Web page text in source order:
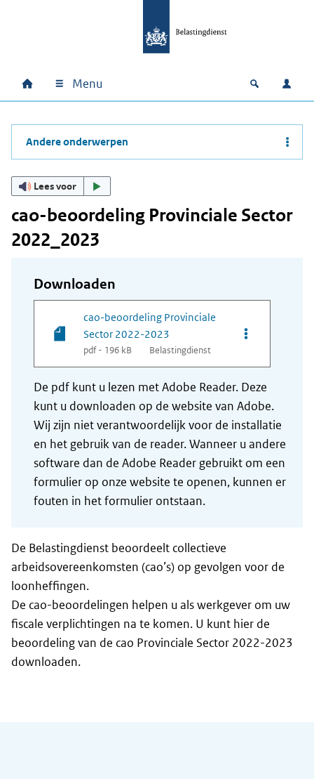
Hoofdnavigatie
Home Menu Open
Andere onderwerpen
Lees voor
cao-beoordeling Provinciale Sector
2022_2023
Downloaden
cao-beoordeling Provinciale
Sector 2022-2023
pdf - 196 kB Belastingdienst
Opties van
De pdf kunt u lezen met Adobe Reader. Deze
kunt u downloaden op de website van Adobe.
Wij zijn niet verantwoordelijk voor de installatie
en het gebruik van de reader. Wanneer u andere
software dan de Adobe Reader gebruikt om een
formulier op onze website te openen, kunnen er
fouten in het formulier ontstaan.
De Belastingdienst beoordeelt collectieve
arbeidsovereenkomsten (cao’s) op gevolgen voor de
loonheffingen.
De cao-beoordelingen helpen u als werkgever om uw
fiscale verplichtingen na te komen. U kunt hier de
beoordeling van de cao Provinciale Sector 2022-2023
downloaden.